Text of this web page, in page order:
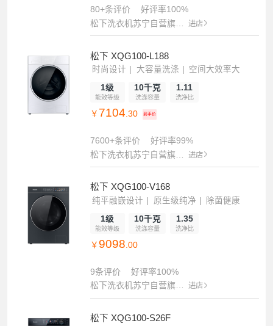
80+条评价
好评率100%
松下洗衣机苏宁自营旗舰店
进店
松下 XQG100-L188
时尚设计 大容量洗涤 空间大效率大
1级
能效等级
10千克
洗涤容量
1.11
洗净比
￥ 7104 .30 到手价
7600+条评价
好评率99%
松下洗衣机苏宁自营旗舰店
进店
松下 XQG100-V168
纯平融嵌设计 原生级纯净 除菌健康
1级
能效等级
10千克
洗涤容量
1.35
洗净比
￥ 9098 .00
9条评价
好评率100%
松下洗衣机苏宁自营旗舰店
进店
松下 XQG100-S26F